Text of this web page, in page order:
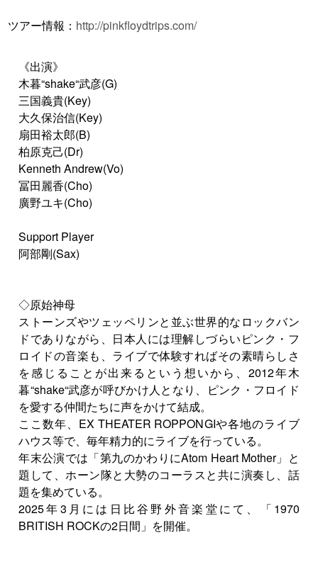
ツアー情報： http://pinkfloydtrips.com/
《出演》
木暮“shake“武彦(G)
三国義貴(Key)
大久保治信(Key)
扇田裕太郎(B)
柏原克己(Dr)
Kenneth Andrew(Vo)
冨田麗香(Cho)
廣野ユキ(Cho)
Support Player
阿部剛(Sax)
◇原始神母
ストーンズやツェッペリンと並ぶ世界的なロックバン
ドでありながら、日本人には理解しづらいピンク・フ
ロイドの音楽も、ライブで体験すればその素晴らしさ
を感じることが出来るという想いから、2012年木
暮“shake“武彦が呼びかけ人となり、ピンク・フロイド
を愛する仲間たちに声をかけて結成。
ここ数年、EX THEATER ROPPONGIや各地のライブ
ハウス等で、毎年精力的にライブを行っている。
年末公演では「第九のかわりにAtom Heart Mother」と
題して、ホーン隊と大勢のコーラスと共に演奏し、話
題を集めている。
2025年3月には日比谷野外音楽堂にて、「1970
BRITISH ROCKの2日間」を開催。